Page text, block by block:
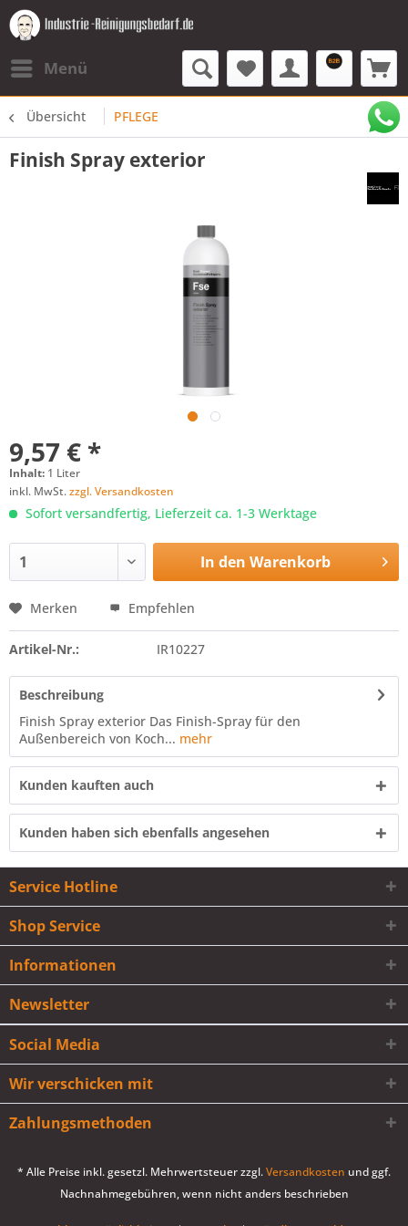
Menü
Übersicht PFLEGE
Finish Spray exterior
9,57 € *
Inhalt: 1 Liter
inkl. MwSt.zzgl. Versandkosten
Sofort versandfertig, Lieferzeit ca. 1-3 Werktage
In den Warenkorb
Merken Empfehlen
Artikel-Nr.: IR10227
Beschreibung
Finish Spray exterior Das Finish-Spray für den
Außenbereich von Koch... mehr
Kunden kauften auch
Kunden haben sich ebenfalls angesehen
Service Hotline
Shop Service
Informationen
Newsletter
Social Media
Wir verschicken mit
Zahlungsmethoden
* Alle Preise inkl. gesetzl. Mehrwertsteuer zzgl.Versandkosten und ggf.
Nachnahmegebühren, wenn nicht anders beschrieben